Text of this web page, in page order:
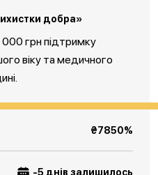
добра»
грн підтримку
віку та медичного
₴7850%
-5 днів залишилось